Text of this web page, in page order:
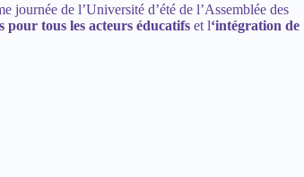
de l’Université d’été de l’Assemblée des
tous les acteurs éducatifs et l‘intégration de